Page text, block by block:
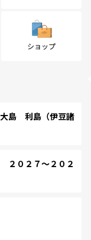
ショップ
島 利島（伊豆諸
０２７～２０２